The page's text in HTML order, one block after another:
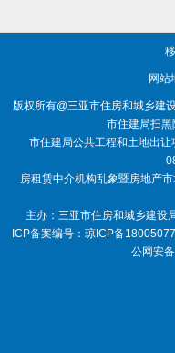
网站
版权所有@三亚市住房和城乡建
市住建局扫
市住建局公共工程和土地出
房租赁中介机构乱象暨房地产
主办：三亚市住房和城乡建设
ICP备案编号： 琼ICP备
公网安